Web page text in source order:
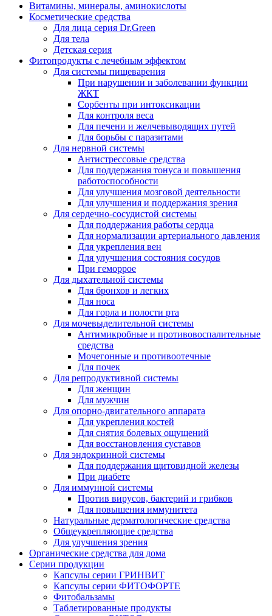
Витамины, минералы, аминокислоты
Косметические средства
Для лица серия Dr.Green
Для тела
Детская серия
Фитопродукты с лечебным эффектом
Для системы пищеварения
При нарушении и заболевании функции
ЖКТ
Сорбенты при интоксикации
Для контроля веса
Для печени и желчевыводящих путей
Для борьбы с паразитами
Для нервной системы
Антистрессовые средства
Для поддержания тонуса и повышения
работоспособности
Для улучшения мозговой деятельности
Для улучшения и поддержания зрения
Для сердечно-сосудистой системы
Для поддержания работы сердца
Для нормализации артериального давления
Для укрепления вен
Для улучшения состояния сосудов
При геморрое
Для дыхательной системы
Для бронхов и легких
Для носа
Для горла и полости рта
Для мочевыделительной системы
Антимикробные и противовоспалительные
средства
Мочегонные и противоотечные
Для почек
Для репродуктивной системы
Для женщин
Для мужчин
Для опорно-двигательного аппарата
Для укрепления костей
Для снятия болевых ощущений
Для восстановления суставов
Для эндокринной системы
Для поддержания щитовидной железы
При диабете
Для иммунной системы
Против вирусов, бактерий и грибков
Для повышения иммунитета
Натуральные дерматологические средства
Общеукрепляющие средства
Для улучшения зрения
Органические средства для дома
Серии продукции
Капсулы серии ГРИНВИТ
Капсулы серии ФИТОФОРТЕ
Фитобальзамы
Таблетированные продукты